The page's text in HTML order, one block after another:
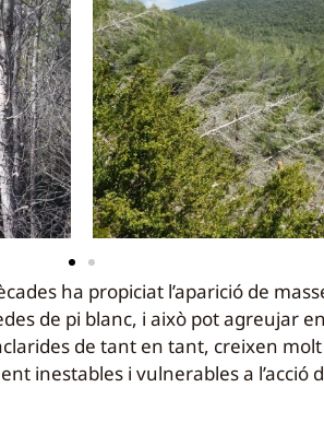
ha propiciat l’aparició de
de pi blanc, i això pot agreujar
de tant en tant, creixen
inestables i vulnerables a l’acció